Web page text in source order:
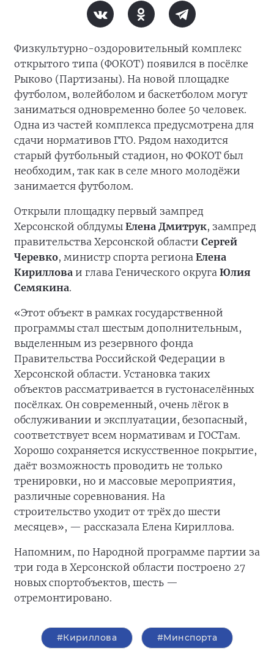
Физкультурно-оздоровительный комплекс
открытого типа (ФОКОТ) появился в посёлке
Рыково (Партизаны). На новой площадке
футболом, волейболом и баскетболом могут
заниматься одновременно более 50 человек.
Одна из частей комплекса предусмотрена для
сдачи нормативов ГТО. Рядом находится
старый футбольный стадион, но ФОКОТ был
необходим, так как в селе много молодёжи
занимается футболом.
Открыли площадку первый зампред
Херсонской облдумы Елена Дмитрук, зампред
правительства Херсонской области Сергей
Черевко, министр спорта региона Елена
Кириллова и глава Генического округа Юлия
Семякина.
«Этот объект в рамках государственной
программы стал шестым дополнительным,
выделенным из резервного фонда
Правительства Российской Федерации в
Херсонской области. Установка таких
объектов рассматривается в густонаселённых
посёлках. Он современный, очень лёгок в
обслуживании и эксплуатации, безопасный,
соответствует всем нормативам и ГОСТам.
Хорошо сохраняется искусственное покрытие,
даёт возможность проводить не только
тренировки, но и массовые мероприятия,
различные соревнования. На
строительство уходит от трёх до шести
месяцев», — рассказала Елена Кириллова.
Напомним, по Народной программе партии за
три года в Херсонской области построено 27
новых спортобъектов, шесть —
отремонтировано.
#Кириллова #Минспорта